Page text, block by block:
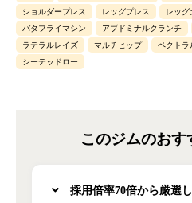
ショルダープレス
レッグプレス レッグ
バタフライマシン
アブドミナルクランチ
ラテラルレイズ
マルチヒップ ペクトラ
シーテッドロー
このジムのおす
採用倍率70倍から厳選